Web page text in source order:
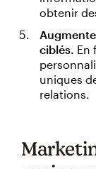
obtenir
ciblés. En
uniques
relations.